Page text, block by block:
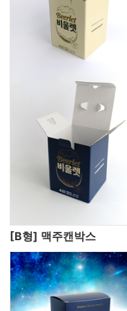
[B형] 맥주캔박스